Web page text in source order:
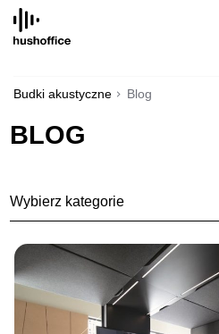
SKIP
CONTENT
Budki akustyczne Blog
BLOG
Wybierz kategorie